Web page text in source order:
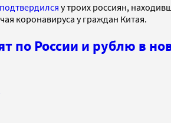
подтвердился у троих россиян,
коронавируса у граждан Китая.
по России и рублю в